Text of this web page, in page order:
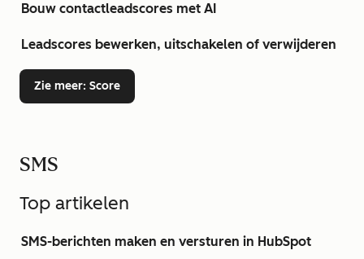
Bouw contactleadscores met AI
Leadscores bewerken, uitschakelen of verwijderen
Zie meer: Score
SMS
Top artikelen
SMS-berichten maken en versturen in HubSpot